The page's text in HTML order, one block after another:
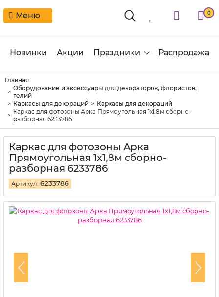
Меню 0
Новинки Акции Праздники Распродажа
Главная
Оборудование и аксессуары для декораторов, флористов,
гелий
Каркасы для декораций
Каркасы для декораций
Каркас для фотозоны Арка Прямоугольная 1х1,8м сборно-
разборная 6233786
Каркас для фотозоны Арка
Прямоугольная 1х1,8м сборно-
разборная 6233786
Артикул: 6233786